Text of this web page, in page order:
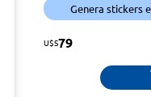
Genera stickers
U$S79